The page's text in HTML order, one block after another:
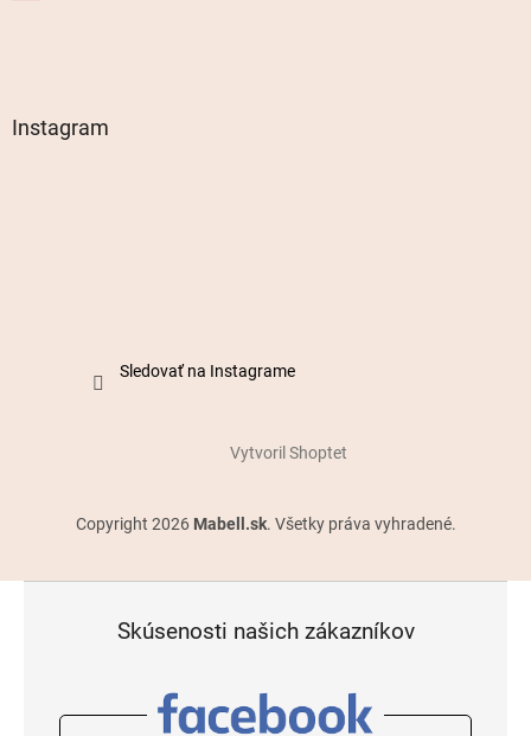
Instagram
Sledovať na Instagrame
Vytvoril Shoptet
Copyright 2026 Mabell.sk. Všetky práva vyhradené.
Skúsenosti našich zákazníkov